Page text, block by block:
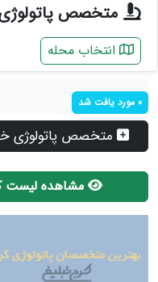
متخصص
انتخاب محله
0 مورد یافت شد
متخصص پاتولوژی
مشاهده لیست